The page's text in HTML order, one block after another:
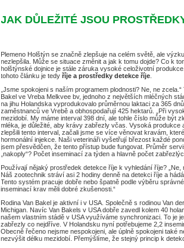
JAK DŮLEŽITÉ JSOU
Plemeno Holštýn se značně zlepšuje na celém světě, ale
nezlepšila. Může se situace změnit a jak k tomu dojde? Co k
holštýnské dojnice je stále záruka vysoké celoživotní
tohoto článku je tedy říje a prostředky detekce říje
„Jsme spokojeni s naším programem plodnosti? Ne, ne
Bakel ve Vreba Melkvee bv, jednoho z největších mléčných
na jihu Holandska vyprodukovalo průměrnou laktaci za 365
zaměstnanců ve Vrebě a obhospodařují 425 hektarů. „Při
mezidobí. My máme interval 398 dní, ale tohle číslo může být
mléka, je důležité, aby krávy zabřezly včas. Vysoká
zlepšili tento interval, začali jsme se více věnovat kravám,
hormonální injekce. Naši veterináři vyšetřují březost každé
jsem přesvědčen, že tento přístup bude fungovat. Průměr
„nakoply“? Počet inseminací za týden a hlavně počet
Používají nějaký prostředek detekce říje k vyhledání říje?
Náš zootechnik stráví asi 2 hodiny denně na detekci říje a
Tento systém pracuje dobře nebo špatně podle výběru
inseminací krav měli dobré zkušenosti.“
Rodina Van Bakel je aktivní i v USA. Společně s rodinou Van
Michigan. Navíc Van Bakels v USA dobře zavedl kolem 40
našem vlastním stádě v USA využíváme synchronizaci. To je
zabřezly co nejdříve. V Holandsku nyní potřebujeme 2,2
Obecně řečeno nejsme nespokojeni, ale úplně spokojeni také
nezvýšit délku mezidobí. Přemýšlíme, že stejný princip k